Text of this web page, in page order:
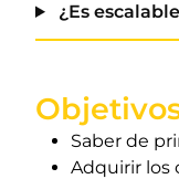
¿Es
Saber de
Adquirir los